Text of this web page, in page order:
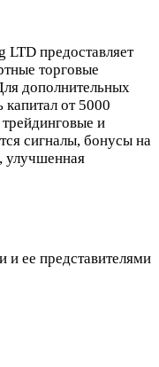
предоставляет
торговые
дополнительных
от 5000
и
сигналы, бонусы на
улучшенная
и ее представителями